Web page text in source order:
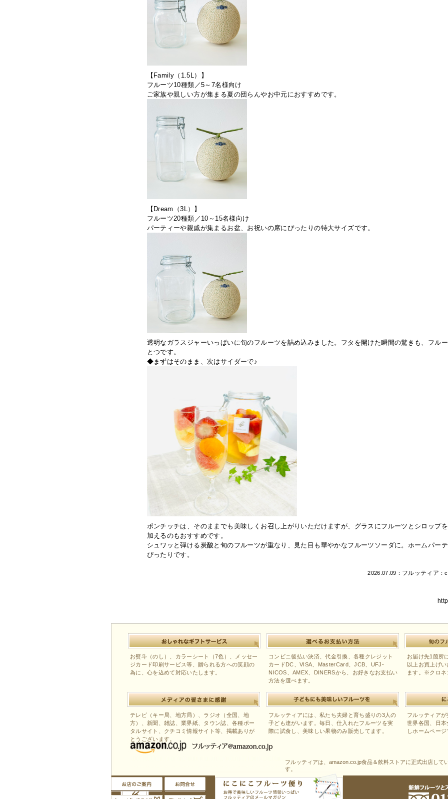
【Family（1.5L）】
フルーツ10種類／5～7名様向け
ご家族や親しい方が集まる夏の団らんやお中元におすすめです。
【Dream（3L）】
フルーツ20種類／10～15名様向け
パーティーや親戚が集まるお盆、お祝いの席にぴったりの特大サイズです。
透明なガラスジャーいっぱいに旬のフルーツを詰め込みました。フタを開けた瞬間の驚きも、フル
とつです。
◆まずはそのまま、次はサイダーで♪
ポンチッチは、そのままでも美味しくお召し上がりいただけますが、グラスにフルーツとシロップ
加えるのもおすすめです。
シュワッと弾ける炭酸と旬のフルーツが重なり、見た目も華やかなフルーツソーダに。ホームパー
ぴったりです。
2026.07.09： フルッティア ：
お熨斗（のし）、カラーシート（7色）、メッセー
ジカード印刷サービス等、贈られる方への笑顔の
為に、心を込めて対応いたします。
コンビニ後払い決済、代金引換、各種クレジット
カードDC、VISA、MasterCard、JCB、UFJ-
NICOS、AMEX、DINERSから、お好きなお支払い
方法を選べます。
お届け先1箇所
以上お買上げ
ます。※クロネ
テレビ（キー局、地方局）、ラジオ（全国、地
方）、新聞、雑誌、業界紙、タウン誌、各種ポー
タルサイト、クチコミ情報サイト等、掲載ありが
とうございます。
フルッティアには、私たち夫婦と育ち盛りの3人の
子ども達がいます。毎日、仕入れたフルーツを実
際に試食し、美味しい果物のみ販売してます。
フルッティア
世界各国、日
しホームページ
フルッティアは、amazon.co.jp食品＆飲料ストアに正式出店して
す。